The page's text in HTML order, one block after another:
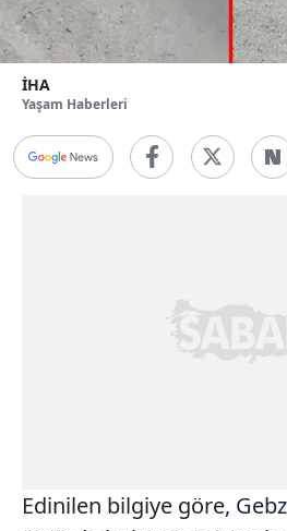
İHA
Yaşam Haberleri
Edinilen bilgiye göre,